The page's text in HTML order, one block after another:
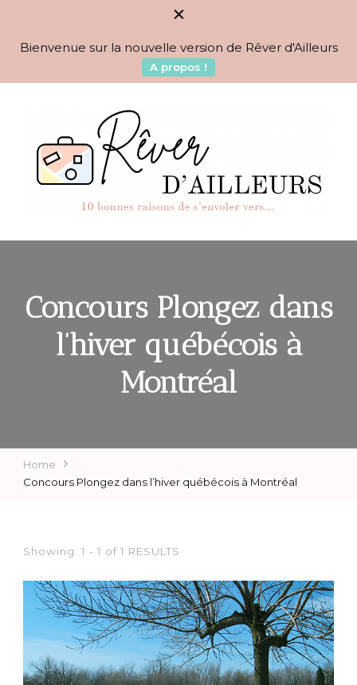
Bienvenue sur la nouvelle version de Rêver d'Ailleurs
A propos !
Rêver d'Ailleurs – 10
raisons de s'envoler vers…
BLOG VOYAGES DEPUIS 2010
Concours Plongez dans
l’hiver québécois à
Montréal
Home
Concours Plongez dans l’hiver québécois à Montréal
Showing: 1 - 1 of 1 RESULTS